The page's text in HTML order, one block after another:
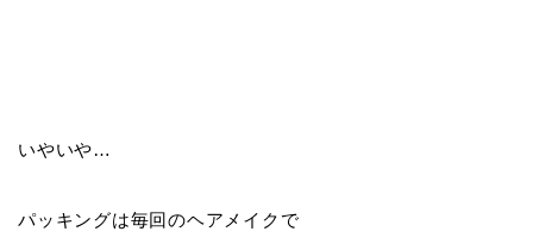
いやいや…
パッキングは毎回のヘアメイクで